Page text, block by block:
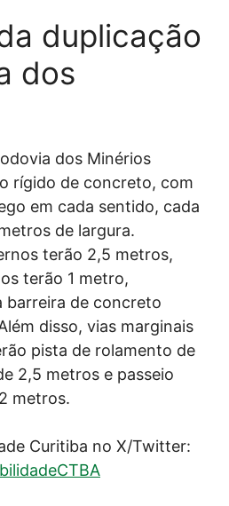
duplicação
dos
dos Minérios
rígido de concreto, com
em cada sentido, cada
de largura.
terão 2,5 metros,
terão 1 metro,
barreira de concreto
disso, vias marginais
pista de rolamento de
2,5 metros e passeio
metros.
Curitiba no X/Twitter: